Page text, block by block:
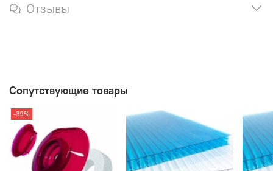
Отзывы
Сопутствующие товары
-39%